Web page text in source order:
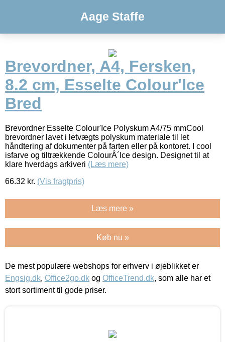
Aage Staffe
Brevordner, A4, Fersken,
8.2 cm, Esselte Colour'Ice
Bred
Brevordner Esselte Colour'Ice Polyskum A4/75 mmCool
brevordner lavet i letvægts polyskum materiale til let
håndtering af dokumenter på farten eller på kontoret. I cool
isfarve og tiltrækkende ColourÂ´Ice design. Designet til at
klare hverdags arkiveri (Læs mere)
66.32 kr. (Vis fragtpris)
Læs mere »
Køb nu »
De mest populære webshops for erhverv i øjeblikket er
Engsig.dk, Office2go.dk og OfficeTrend.dk, som alle har et
stort sortiment til gode priser.